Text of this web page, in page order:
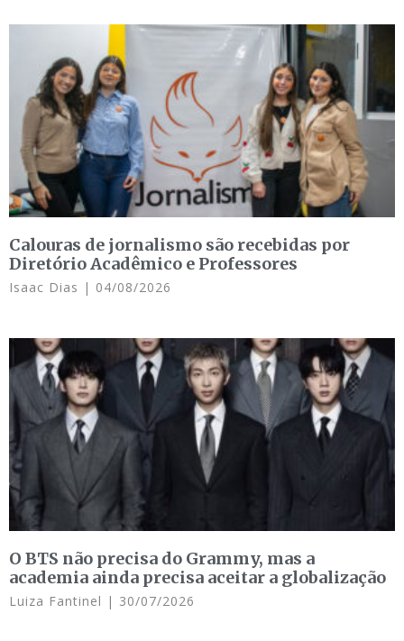
Calouras de jornalismo são recebidas por
Diretório Acadêmico e Professores
Isaac Dias 04/08/2026
O BTS não precisa do Grammy, mas a
academia ainda precisa aceitar a globalização
Luiza Fantinel 30/07/2026